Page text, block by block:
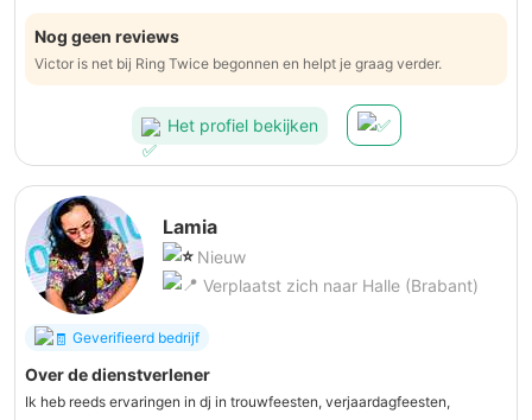
Nog geen reviews
Victor is net bij Ring Twice begonnen en helpt je graag verder.
Het profiel bekijken
Lamia
Nieuw
Verplaatst zich naar Halle (Brabant)
Geverifieerd bedrijf
Over de dienstverlener
Ik heb reeds ervaringen in dj in trouwfeesten, verjaardagfeesten,